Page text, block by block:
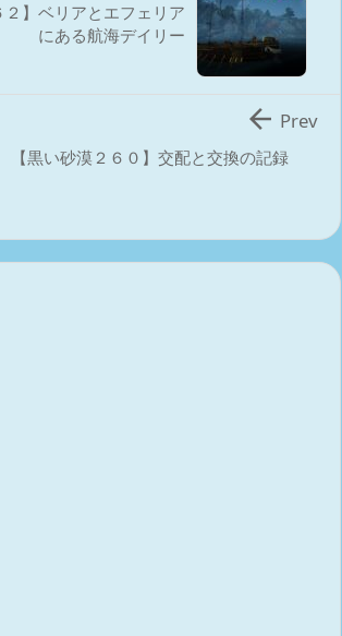
２】ベリアとエフェリア
にある航海デイリー
【黒い砂漠２６０】交配と交換の記録
 Prev